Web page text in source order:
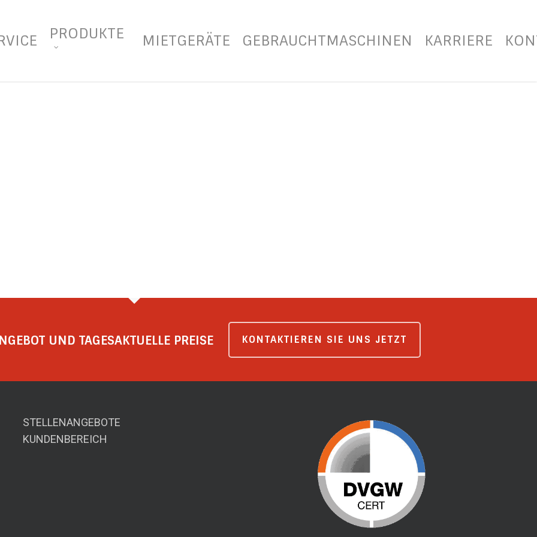
PRODUKTE MIETGERÄTE GEBRAUCHTMASCHINEN KARRIERE
UND TAGESAKTUELLE PREISE KONTAKTIEREN SIE UNS JETZT
STELLENANGEBOTE
KUNDENBEREICH